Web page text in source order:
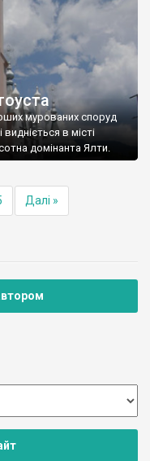
мурованих споруд
в місті
домінанта Ялти.
Далі »